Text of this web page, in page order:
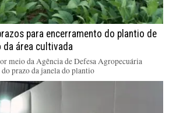
para encerramento do plantio de
da área cultivada
meio da Agência de Defesa Agropecuária
prazo da janela do plantio